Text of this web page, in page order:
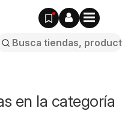
en la categoría